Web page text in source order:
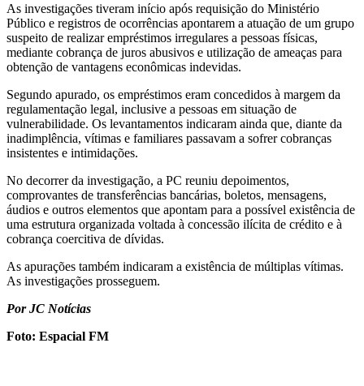
As investigações tiveram início após requisição do Ministério
Público e registros de ocorrências apontarem a atuação de um grupo
suspeito de realizar empréstimos irregulares a pessoas físicas,
mediante cobrança de juros abusivos e utilização de ameaças para
obtenção de vantagens econômicas indevidas.
Segundo apurado, os empréstimos eram concedidos à margem da
regulamentação legal, inclusive a pessoas em situação de
vulnerabilidade. Os levantamentos indicaram ainda que, diante da
inadimplência, vítimas e familiares passavam a sofrer cobranças
insistentes e intimidações.
No decorrer da investigação, a PC reuniu depoimentos,
comprovantes de transferências bancárias, boletos, mensagens,
áudios e outros elementos que apontam para a possível existência de
uma estrutura organizada voltada à concessão ilícita de crédito e à
cobrança coercitiva de dívidas.
As apurações também indicaram a existência de múltiplas vítimas.
As investigações prosseguem.
Por JC Notícias
Foto: Espacial FM